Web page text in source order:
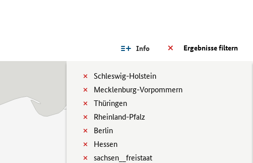
Ergebnisse filtern
Info
Schleswig-Holstein
Mecklenburg-Vorpommern
Thüringen
Rheinland-Pfalz
Berlin
Hessen
sachsen__freistaat